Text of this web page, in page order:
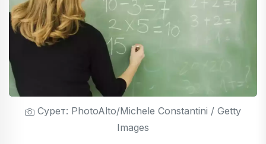
Сурет: PhotoAlto/Michele Constantini / Getty
Images